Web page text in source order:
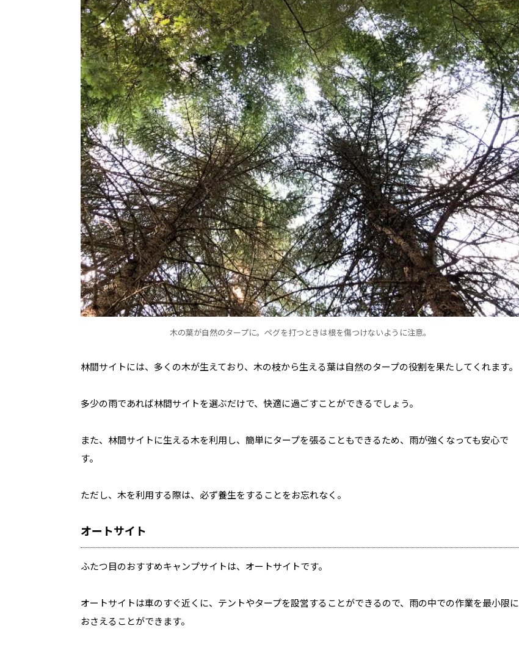
木の葉が自然のタープに。ペグを打つときは根を傷つけないように注意。
林間サイトには、多くの木が生えており、木の枝から生える葉は自然のタープの役割を果たしてくれます。
多少の雨であれば林間サイトを選ぶだけで、快適に過ごすことができるでしょう。
また、林間サイトに生える木を利用し、簡単にタープを張ることもできるため、雨が強くなっても安心で
す。
ただし、木を利用する際は、必ず養生をすることをお忘れなく。
オートサイト
ふたつ目のおすすめキャンプサイトは、オートサイトです。
オートサイトは車のすぐ近くに、テントやタープを設営することができるので、雨の中での作業を最小限に
おさえることができます。